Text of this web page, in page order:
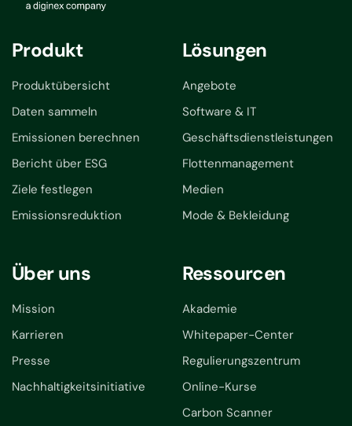
Produkt
Produktübersicht
Daten sammeln
Emissionen berechnen
Bericht über ESG
Ziele festlegen
Emissionsreduktion
Lösungen
Angebote
Software & IT
Geschäftsdienstleistungen
Flottenmanagement
Medien
Mode & Bekleidung
Über uns
Mission
Karrieren
Presse
Nachhaltigkeitsinitiative
Ressourcen
Akademie
Whitepaper-Center
Regulierungszentrum
Online-Kurse
Carbon Scanner